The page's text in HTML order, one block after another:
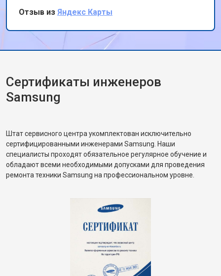
ищет качественный ремонт
Отзыв из Яндекс Карты
Сертификаты инженеров
Samsung
Штат сервисного центра укомплектован исключительно
сертифицированными инженерами Samsung. Наши
специалисты проходят обязательное регулярное обучение и
обладают всеми необходимыми допусками для проведения
ремонта техники Samsung на профессиональном уровне.